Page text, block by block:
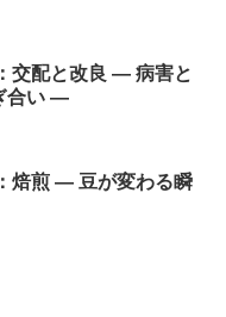
交配と改良 ― 病害と
合い ―
焙煎 ― 豆が変わる瞬